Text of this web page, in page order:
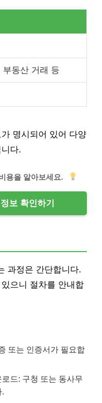
부동산 거래 등
명시되어 있어 다양
다.
용을 알아보세요.
보 확인하기
과정은 간단합니다.
으니 절차를 안내합
또는 인증서가 필요합
드: 구청 또는 동사무